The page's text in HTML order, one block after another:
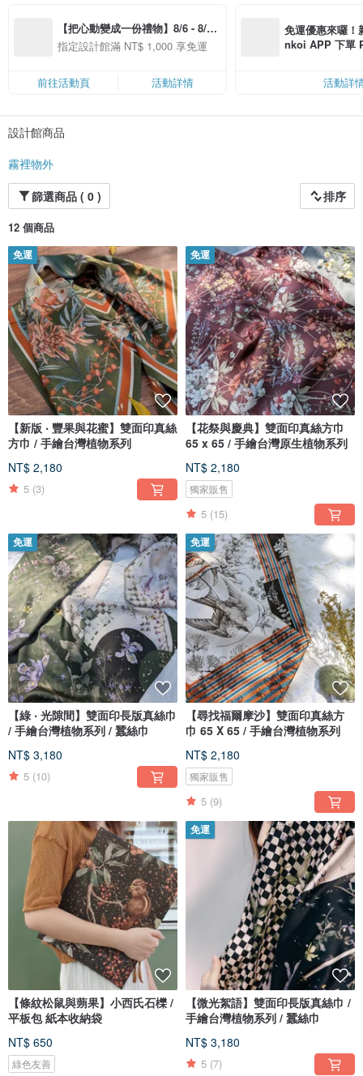
植物與花鳥等動物的美麗。
願透過此送你一頁遼闊山景、一匙美麗湖泊、一葉來自春天的氣息。
▒ Instagram：betweenmist_
【把心動變成一份禮物】8/6 - 8/20
精選品牌全館滿 NT$1,000 免運
指定設計館滿 NT$ 1,000 享免運
前往活動頁 活動詳情
免運優惠來囉
nkoi APP 下單
活動詳
設計館商品
霧裡物外
篩選商品 ( 0 )
排序
12 個商品
免運
【新版 ‧ 豐果與花蜜】雙面印真絲
方巾 / 手繪台灣植物系列
NT$ 2,180
5 (3)
免運
【花祭與慶典】雙面印真絲方巾
65 x 65 / 手繪台灣原生植物系列
NT$ 2,180
獨家販售
5 (15)
免運
【綠 ‧ 光隙間】雙面印長版真絲巾
/ 手繪台灣植物系列 / 蠶絲巾
NT$ 3,180
5 (10)
免運
【尋找福爾摩沙】雙面印真絲方
巾 65 X 65 / 手繪台灣植物系列
NT$ 2,180
獨家販售
5 (9)
【條紋松鼠與蒴果】小西氏石櫟 /
平板包 紙本收納袋
NT$ 650
綠色友善
免運
【微光絮語】雙面印長版真絲巾 /
手繪台灣植物系列 / 蠶絲巾
NT$ 3,180
5 (7)